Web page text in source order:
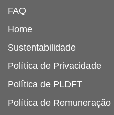
FAQ
Home
Sustentabilidade
Política de Privacidade
Política de PLDFT
Política de Remuneração